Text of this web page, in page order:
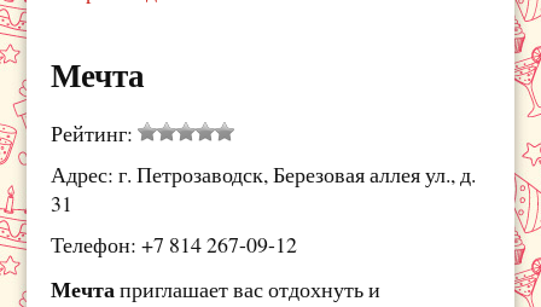
Мечта
Рейтинг:
Адрес: г. Петрозаводск, Березовая аллея ул., д.
31
Телефон: +7 814 267-09-12
Мечтаприглашает вас отдохнуть и